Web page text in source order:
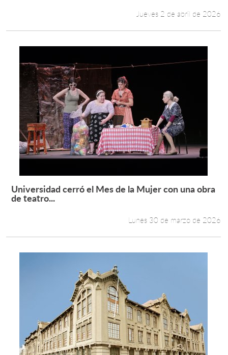
Jueves 2 de abril de 2026
Leer más +
Universidad cerró el Mes de la Mujer con una obra
de teatro...
Lunes 30 de marzo de 2026